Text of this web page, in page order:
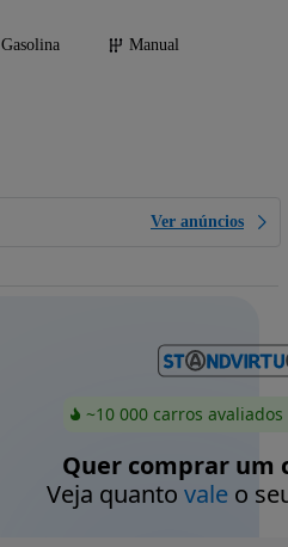
Gasolina
Manual
Ver anúncios
~10 000 carros
Quer comprar um
Veja quanto valeo